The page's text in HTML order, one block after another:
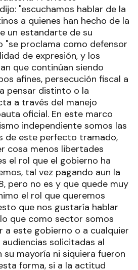
"escuchamos hablar de la
a quienes han hecho de la
un estandarte de su
"se proclama como defensor
de expresión, y los
que continúan siendo
afines, persecución fiscal a
pensar distinto o la
a través del manejo
oficial. En este marco
independiente somos las
de este perfecto tramado,
cosa menos libertades
el rol que el gobierno ha
tal vez pagando aun la
pero no es y que quede muy
el rol que queremos
que nos gustaría hablar
que como sector somos
a este gobierno o a cualquier
solicitadas al
su mayoría ni siquiera fueron
forma, si a la actitud